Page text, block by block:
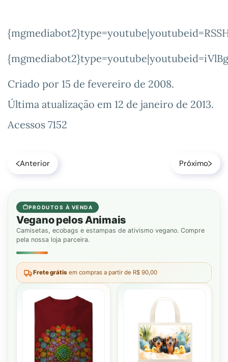
Criado por 15 de fevereiro de 2008.
Última atualização em 12 de janeiro de 2013.
Acessos 7152
Anterior Próximo
PRODUTOS À VENDA
Vegano pelos Animais
Camisetas, ecobags e estampas de ativismo vegano. Compre
pela nossa loja parceira.
Frete grátis em compras a partir de R$ 90,00